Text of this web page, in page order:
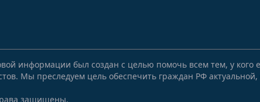
информации был создан с целью помочь всем тем, у
Мы преследуем цель обеспечить граждан РФ
защищены.